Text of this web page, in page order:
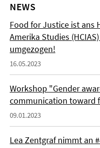
NEWS
Food for Justice ist ans
Amerika Studies
umgezogen!
16.05.2023
Workshop "Gender
communication toward
09.01.2023
Lea Zentgraf nimmt an